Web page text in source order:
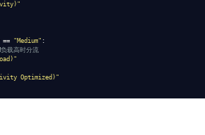
== "Medium" :
载高时分流
Optimized)"